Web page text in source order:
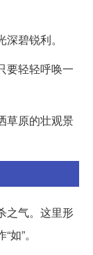
碧锐利。
要轻轻呼唤一
草原的壮观景
之气。这里形
”。